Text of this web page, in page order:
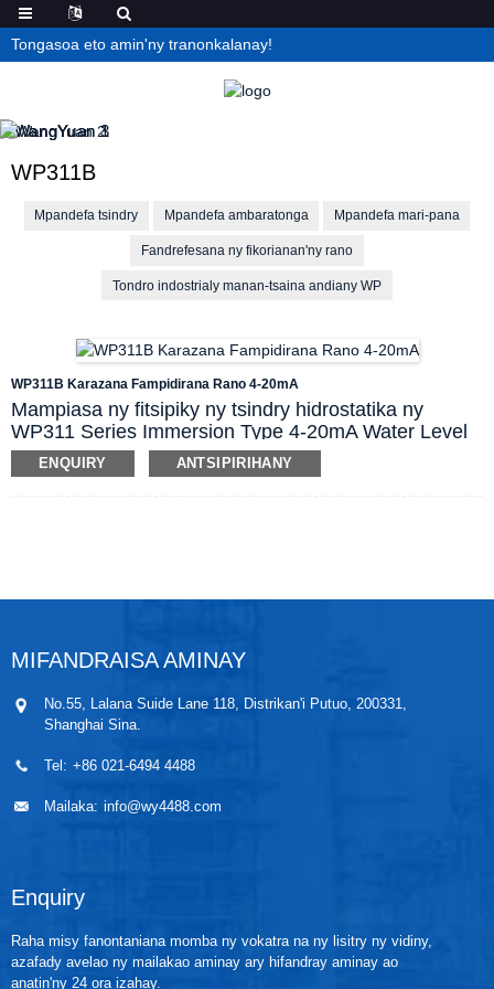
Tongasoa eto amin'ny tranonkalanay!
WP311B
Mpandefa tsindry Mpandefa ambaratonga Mpandefa mari-pana
Fandrefesana ny fikorianan'ny rano
Tondro indostrialy manan-tsaina andiany WP
WP311B Karazana Fampidirana Rano 4-20mA
Mampiasa ny fitsipiky ny tsindry hidrostatika ny
WP311 Series Immersion Type 4-20mA Water Level
Transmitter (antsoina koa hoe immersive/Throw-in
pressure transmitter) mba hanovana ny tsindry rano
amin'ny fitaovana manohitra ny harafesina, na azo
hamafisina mba hanoherana ny varatra.
ENQUIRY ANTSIPIRIHANY
MIFANDRAISA AMINAY
No.55, Lalana Suide Lane 118, Distrikan'i Putuo, 200331,
Shanghai Sina.
Tel: +86 021-6494 4488
Mailaka: info@wy4488.com
Enquiry
Raha misy fanontaniana momba ny vokatra na ny lisitry ny vidiny,
azafady avelao ny mailakao aminay ary hifandray aminay ao
anatin'ny 24 ora izahay.